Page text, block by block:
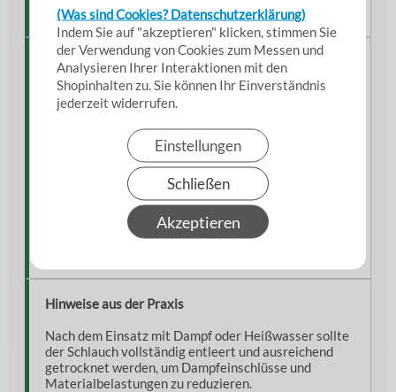
(Was sind Cookies? Datenschutzerklärung)
Indem Sie auf "akzeptieren" klicken, stimmen Sie
der Verwendung von Cookies zum Messen und
Analysieren Ihrer Interaktionen mit den
Shopinhalten zu. Sie können Ihr Einverständnis
jederzeit widerrufen.
Einstellungen
Schließen
Akzeptieren
Prüfdruck
60 bar
Zertifizierungen & Eigenschaften
Die lebensmittelgeeignete Konstruktion erfüllt
wichtige Anforderungen für hygienische
Anwendungen in der Lebensmittelverarbeitung.
FDA CFR 21 § 177.2600 konform
EU-Verordnung 1935/2004
BfR XXI Kategorie 2
EN ISO 1307:2008
Hinweise aus der Praxis
Nach dem Einsatz mit Dampf oder Heißwasser sollte
der Schlauch vollständig entleert und ausreichend
getrocknet werden, um Dampfeinschlüsse und
Materialbelastungen zu reduzieren.